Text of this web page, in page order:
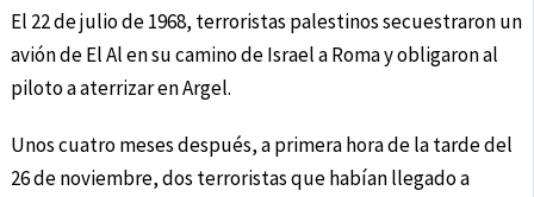
El 22 de julio de 1968, terroristas palestinos secuestraron un
avión de El Al en su camino de Israel a Roma y obligaron al
piloto a aterrizar en Argel.
Unos cuatro meses después, a primera hora de la tarde del
26 de noviembre, dos terroristas que habían llegado a